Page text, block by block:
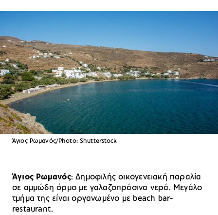
Άγιος Ρωμανός/Photo: Shutterstock
Άγιος Ρωμανός: Δημοφιλής οικογενειακή παραλία
σε αμμώδη όρμο με γαλαζοπράσινα νερά. Μεγάλο
τμήμα της είναι οργανωμένο με beach bar-
restaurant.